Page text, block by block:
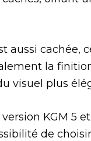
aussi cachée,
la
visuel plus
KGM 5
de